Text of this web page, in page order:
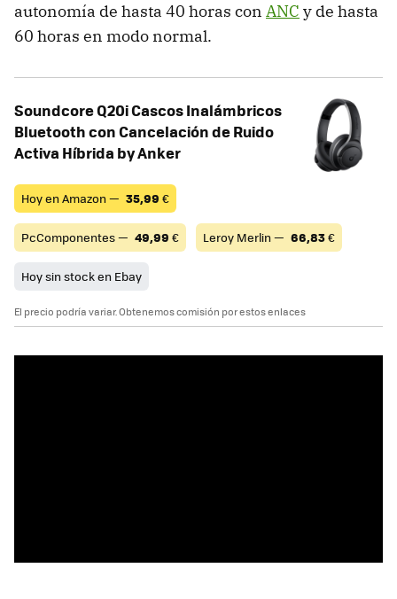
autonomía de hasta 40 horas con ANC y de hasta
60 horas en modo normal.
Soundcore Q20i Cascos Inalámbricos
Bluetooth con Cancelación de Ruido
Activa Híbrida by Anker
Hoy en Amazon — 35,99 €
PcComponentes — 49,99 € Leroy Merlin — 66,83€
Hoy sin stock en Ebay
El precio podría variar. Obtenemos comisión por estos enlaces